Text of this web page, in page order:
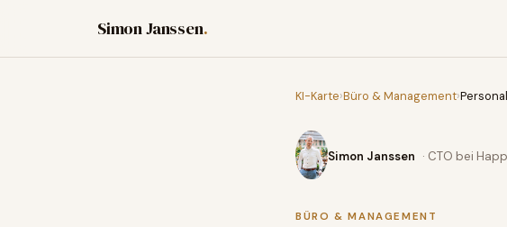
Simon Janssen.
KI-Karte›Büro & Management›
Simon Janssen · CTO bei
BÜRO & MANAGEMENT